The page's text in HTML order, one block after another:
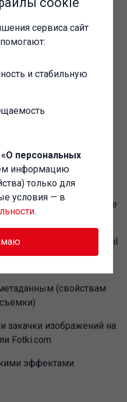
Camera RAW,
изображений без
IPTC и XMP
внешние изменения
в разных
фотографии и рабочие
для отправки по e-mail
(свойствам
изображений на
Fotki.com
эффектами
сервиса сайт
и стабильную
персональных
информацию
только для
условия — в
.